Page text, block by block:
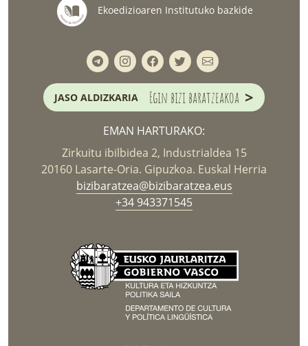
Ekoedizioaren Institutuko bazkide
JASO ALDIZKARIA Egin bizi baratzeakoa >
EMAN HARTURAKO:
Zirkuitu ibilbidea 2, Industrialdea 15
20160 Lasarte-Oria. Gipuzkoa. Euskal Herria
bizibaratzea@bizibaratzea.eus
+34 943371545